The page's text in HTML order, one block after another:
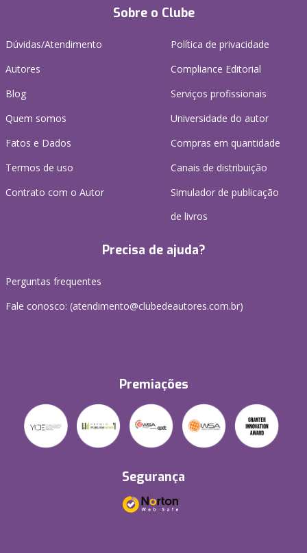
Sobre o Clube
Dúvidas/Atendimento
Autores
Blog
Quem somos
Fatos e Dados
Termos de uso
Contrato com o Autor
Política de privacidade
Compliance Editorial
Serviços profissionais
Universidade do autor
Compras em quantidade
Canais de distribuição
Simulador de publicação
de livros
Precisa de ajuda?
Perguntas frequentes
Fale conosco: (atendimento@clubedeautores.com.br)
Premiações
Segurança